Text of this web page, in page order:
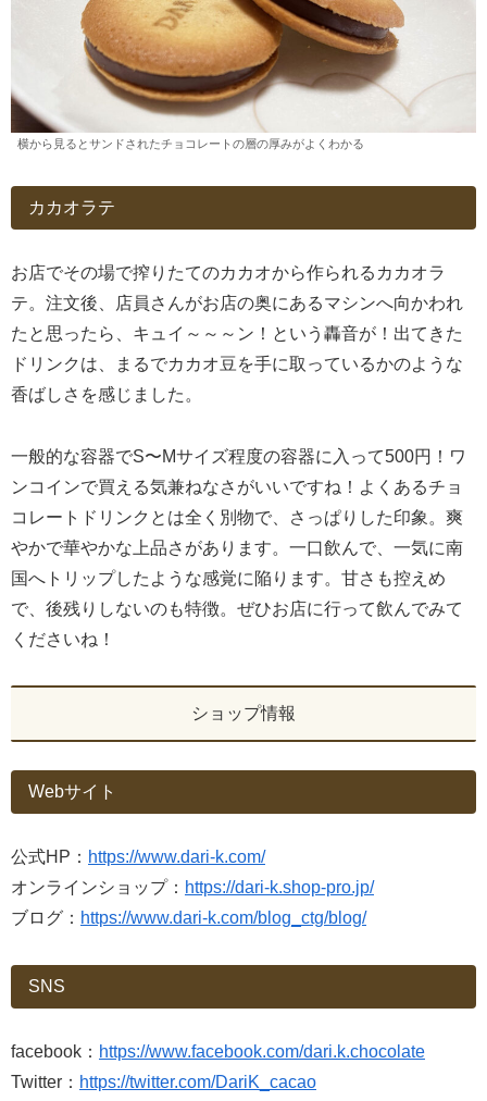
横から見るとサンドされたチョコレートの層の厚みがよくわかる
カカオラテ
お店でその場で搾りたてのカカオから作られるカカオラ
テ。注文後、店員さんがお店の奥にあるマシンへ向かわれ
たと思ったら、キュイ～～～ン！という轟音が！出てきた
ドリンクは、まるでカカオ豆を手に取っているかのような
香ばしさを感じました。
一般的な容器でS〜Mサイズ程度の容器に入って500円！ワ
ンコインで買える気兼ねなさがいいですね！よくあるチョ
コレートドリンクとは全く別物で、さっぱりした印象。爽
やかで華やかな上品さがあります。一口飲んで、一気に南
国へトリップしたような感覚に陥ります。甘さも控えめ
で、後残りしないのも特徴。ぜひお店に行って飲んでみて
くださいね！
ショップ情報
Webサイト
公式HP： https://www.dari-k.com/
オンラインショップ： https://dari-k.shop-pro.jp/
ブログ： https://www.dari-k.com/blog_ctg/blog/
SNS
facebook： https://www.facebook.com/dari.k.chocolate
Twitter： https://twitter.com/DariK_cacao